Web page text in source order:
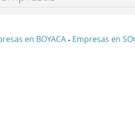
en BOYACA - Empresas en